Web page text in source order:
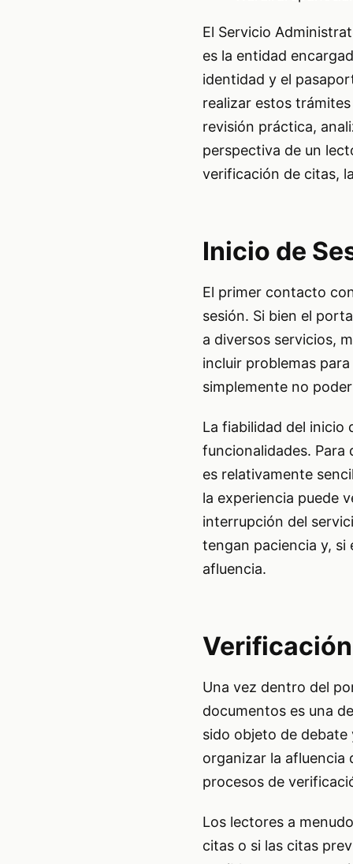
El Servicio
es la entidad
identidad y el
realizar estos
revisión práctica,
perspectiva de un
verificación de citas,
Inicio de
El primer contacto
sesión. Si bien el
a diversos servicios,
incluir problemas
simplemente no
La fiabilidad del inicio
funcionalidades. Para
es relativamente
la experiencia puede
interrupción del
tengan paciencia y,
afluencia.
Una vez dentro del
documentos es una
sido objeto de
organizar la afluencia
procesos de
Los lectores a
citas o si las citas